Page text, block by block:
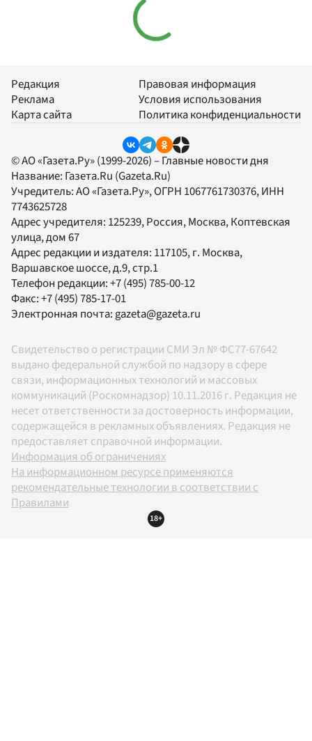
Редакция
Реклама
Карта сайта
Правовая информация
Условия использования
Политика конфиденциальности
© АО «Газета.Ру» (1999-2026) – Главные новости дня
Название: Газета.Ru (Gazeta.Ru)
Учредитель:АО «Газета.Ру», ОГРН 1067761730376, ИНН
7743625728
Адрес учредителя: 125239, Россия, Москва, Коптевская
улица, дом 67
Адрес редакции и издателя: 117105, г. Москва,
Варшавское шоссе, д.9, стр.1
Телефон редакции:+7 (495) 785-00-12
Факс:+7 (495) 785-17-01
Электронная почта:gazeta@gazeta.ru
Свидетельство о регистрации СМИ Эл № ФС77-67642
выдано федеральной службой по надзору в сфере
связи, информационных технологий и массовых
коммуникаций (Роскомнадзор) 10.11.2016 г. Редакция не
несет ответственности за достоверность информации,
содержащейся в рекламных объявлениях. Редакция не
предоставляет справочной информации.
Информация об ограничениях
На информационном ресурсе применяются
рекомендательные технологии в соответствии с
Правилами
18+